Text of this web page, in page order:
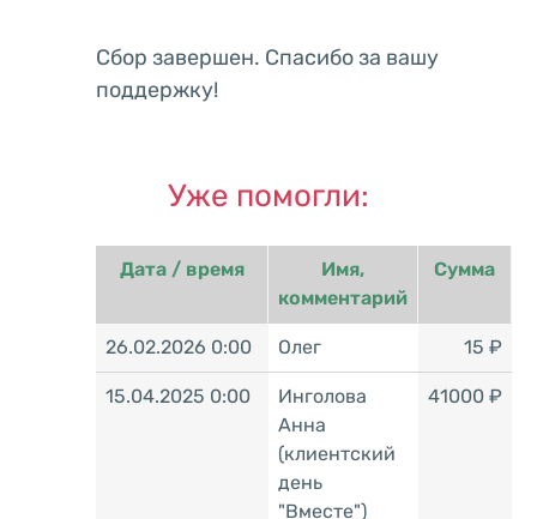
Сбор завершен. Спасибо за вашу
поддержку!
Уже помогли:
Дата / время
Имя,
комментарий
Сумма
26.02.2026 0:00 Олег 15 ₽
15.04.2025 0:00
Инголова
Анна
(клиентский
день
"Вместе")
41000 ₽